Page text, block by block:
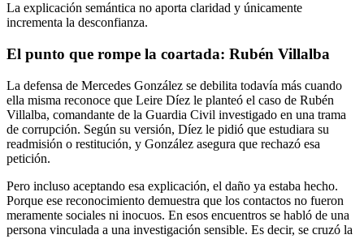
La explicación semántica no aporta claridad y únicamente
incrementa la desconfianza.
El punto que rompe la coartada: Rubén Villalba
La defensa de Mercedes González se debilita todavía más cuando
ella misma reconoce que Leire Díez le planteó el caso de Rubén
Villalba, comandante de la Guardia Civil investigado en una trama
de corrupción. Según su versión, Díez le pidió que estudiara su
readmisión o restitución, y González asegura que rechazó esa
petición.
Pero incluso aceptando esa explicación, el daño ya estaba hecho.
Porque ese reconocimiento demuestra que los contactos no fueron
meramente sociales ni inocuos. En esos encuentros se habló de una
persona vinculada a una investigación sensible. Es decir, se cruzó la